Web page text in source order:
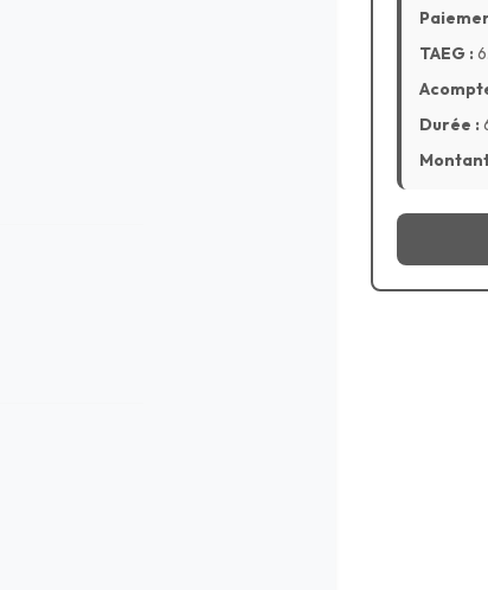
TAEG :
Durée :